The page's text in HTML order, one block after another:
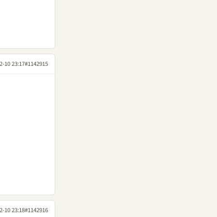
10 23:17#1142915
10 23:18#1142916